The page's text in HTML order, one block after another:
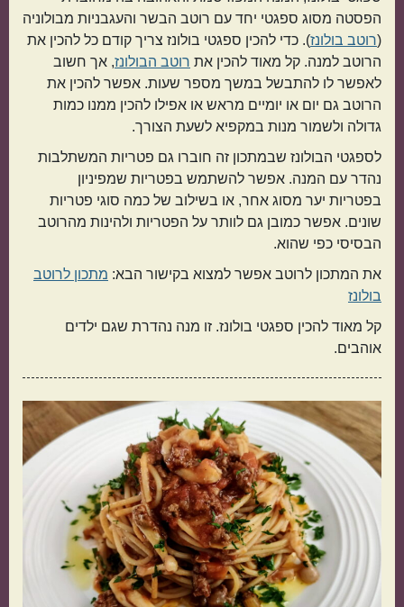
הפסטה מסוג ספגטי יחד עם רוטב הבשר והעגבניות מבולוניה
(רוטב בולונז). כדי להכין ספגטי בולונז צריך קודם כל להכין את
הרוטב למנה. קל מאוד להכין את רוטב הבולונז, אך חשוב
לאפשר לו להתבשל במשך מספר שעות. אפשר להכין את
הרוטב גם יום או יומיים מראש או אפילו להכין ממנו כמות
גדולה ולשמור מנות במקפיא לשעת הצורך.
לספגטי הבולונז שבמתכון זה חוברו גם פטריות המשתלבות
נהדר עם המנה. אפשר להשתמש בפטריות שמפיניון
בפטריות יער מסוג אחר, או בשילוב של כמה סוגי פטריות
שונים. אפשר כמובן גם לוותר על הפטריות ולהינות מהרוטב
הבסיסי כפי שהוא.
את המתכון לרוטב אפשר למצוא בקישור הבא: מתכון לרוטב
בולונז
קל מאוד להכין ספגטי בולונז. זו מנה נהדרת שגם ילדים
אוהבים.
תפוחי אדמה אורז
תוספות קינוחים